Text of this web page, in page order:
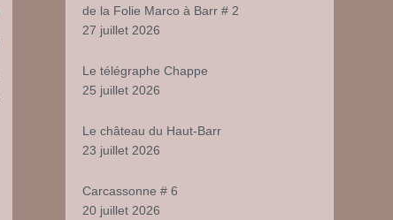
de la Folie Marco à Barr # 2
27 juillet 2026
Le télégraphe Chappe
25 juillet 2026
Le château du Haut-Barr
23 juillet 2026
Carcassonne # 6
20 juillet 2026